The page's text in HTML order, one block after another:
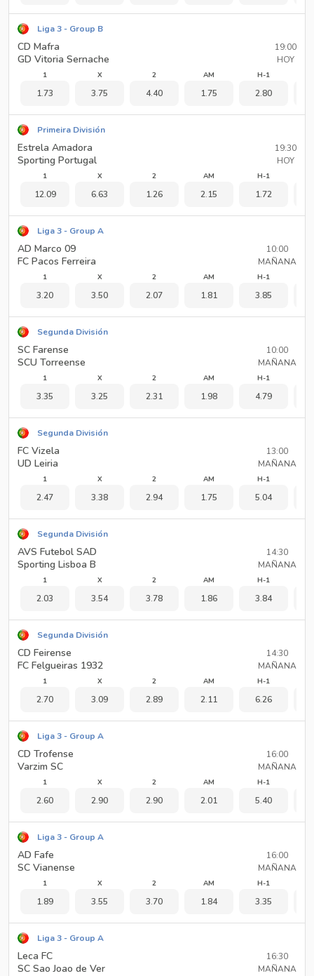
Liga 3 - Group B
CD Mafra
GD Vitoria Sernache
19:00
HOY
1
1.73
X
3.75
2
4.40
AM
1.75
H-1
2.80
Primeira División
Estrela Amadora
Sporting Portugal
19:30
HOY
1
12.09
X
6.63
2
1.26
AM
2.15
H-1
1.72
Liga 3 - Group A
AD Marco 09
FC Pacos Ferreira
10:00
MAÑANA
1
3.20
X
3.50
2
2.07
AM
1.81
H-1
3.85
Segunda División
SC Farense
SCU Torreense
10:00
MAÑANA
1
3.35
X
3.25
2
2.31
AM
1.98
H-1
4.79
Segunda División
FC Vizela
UD Leiria
13:00
MAÑANA
1
2.47
X
3.38
2
2.94
AM
1.75
H-1
5.04
Segunda División
AVS Futebol SAD
Sporting Lisboa B
14:30
MAÑANA
1
2.03
X
3.54
2
3.78
AM
1.86
H-1
3.84
Segunda División
CD Feirense
FC Felgueiras 1932
14:30
MAÑANA
1
2.70
X
3.09
2
2.89
AM
2.11
H-1
6.26
Liga 3 - Group A
CD Trofense
Varzim SC
16:00
MAÑANA
1
2.60
X
2.90
2
2.90
AM
2.01
H-1
5.40
Liga 3 - Group A
AD Fafe
SC Vianense
16:00
MAÑANA
1
1.89
X
3.55
2
3.70
AM
1.84
H-1
3.35
Liga 3 - Group A
Leca FC
SC Sao Joao de Ver
16:30
MAÑANA